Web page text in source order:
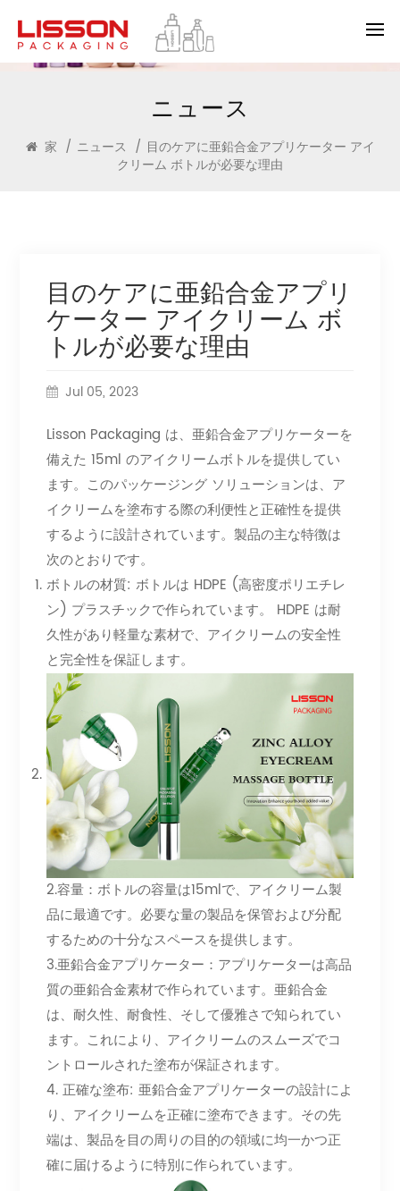
ニュース
家 / ニュース / 目のケアに亜鉛合金アプリケーター アイ
クリーム ボトルが必要な理由
目のケアに亜鉛合金アプリ
ケーター アイクリーム ボ
トルが必要な理由
Jul 05, 2023
Lisson Packaging は、亜鉛合金アプリケーターを
備えた 15ml のアイクリームボトルを提供してい
ます。このパッケージング ソリューションは、ア
イクリームを塗布する際の利便性と正確性を提供
するように設計されています。製品の主な特徴は
次のとおりです。
ボトルの材質: ボトルは HDPE (高密度ポリエチレ
ン) プラスチックで作られています。 HDPE は耐
久性があり軽量な素材で、アイクリームの安全性
と完全性を保証します。
2.容量：ボトルの容量は15mlで、アイクリーム製
品に最適です。必要な量の製品を保管および分配
するための十分なスペースを提供します。
3.亜鉛合金アプリケーター：アプリケーターは高品
質の亜鉛合金素材で作られています。亜鉛合金
は、耐久性、耐食性、そして優雅さで知られてい
ます。これにより、アイクリームのスムーズでコ
ントロールされた塗布が保証されます。
4. 正確な塗布: 亜鉛合金アプリケーターの設計によ
り、アイクリームを正確に塗布できます。その先
端は、製品を目の周りの目的の領域に均一かつ正
確に届けるように特別に作られています。